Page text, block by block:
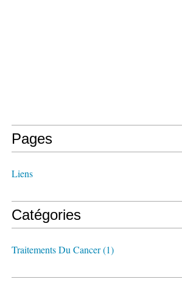
Pages
Liens
Catégories
Traitements Du Cancer(1)